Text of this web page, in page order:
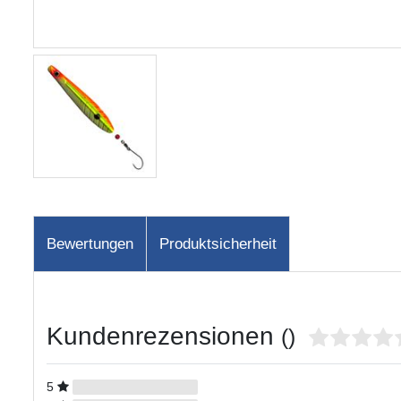
Bewertungen Produktsicherheit
Kundenrezensionen ()
5